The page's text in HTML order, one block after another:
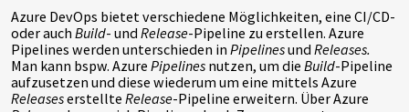
Azure DevOps bietet verschiedene Möglichkeiten, eine CI/CD-
oder auch Build- und Release-Pipeline zu erstellen. Azure
Pipelines werden unterschieden in Pipelinesund Releases.
Man kann bspw. Azure Pipelines nutzen, um die Build-Pipeline
aufzusetzen und diese wiederum um eine mittels Azure
Releaseserstellte Release-Pipeline erweitern. Über Azure